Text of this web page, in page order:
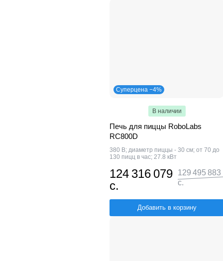
Суперцена −4%
В наличии
Печь для пиццы RoboLabs
RC800D
380 В; диаметр пиццы - 30 см; от 70 до
130 пицц в час; 27.8 кВт
124 316 079
с.
129 495 883
с.
Добавить в корзину